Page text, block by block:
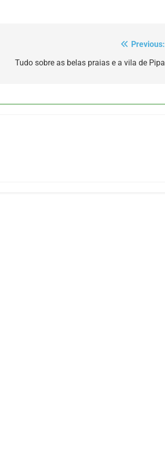
Previous:
Tudo sobre as belas praias e a vila de Pipa